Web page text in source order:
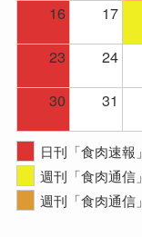
16
17
23
24
30
31
日刊「食肉速報
週刊「食肉通信
週刊「食肉通信